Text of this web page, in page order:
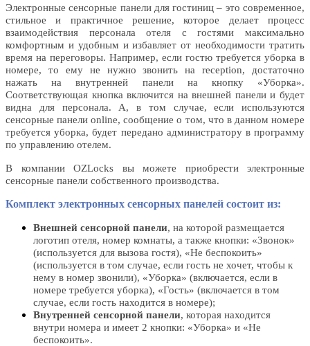
Электронные сенсорные панели для гостиниц – это современное,
стильное и практичное решение, которое делает процесс
взаимодействия персонала отеля с гостями максимально
комфортным и удобным и избавляет от необходимости тратить
время на переговоры. Например, если гостю требуется уборка в
номере, то ему не нужно звонить на reсeption, достаточно
нажать на внутренней панели на кнопку «Уборка».
Соответствующая кнопка включится на внешней панели и будет
видна для персонала. А, в том случае, если используются
сенсорные панели online, сообщение о том, что в данном номере
требуется уборка, будет передано администратору в программу
по управлению отелем.
В компании OZLocks вы можете приобрести электронные
сенсорные панели собственного производства.
Комплект электронных сенсорных панелей состоит из:
Внешней сенсорной панели, на которой размещается
логотип отеля, номер комнаты, а также кнопки: «Звонок»
(используется для вызова гостя), «Не беспокоить»
(используется в том случае, если гость не хочет, чтобы к
нему в номер звонили), «Уборка» (включается, если в
номере требуется уборка), «Гость» (включается в том
случае, если гость находится в номере);
Внутренней сенсорной панели, которая находится
внутри номера и имеет 2 кнопки: «Уборка» и «Не
беспокоить».